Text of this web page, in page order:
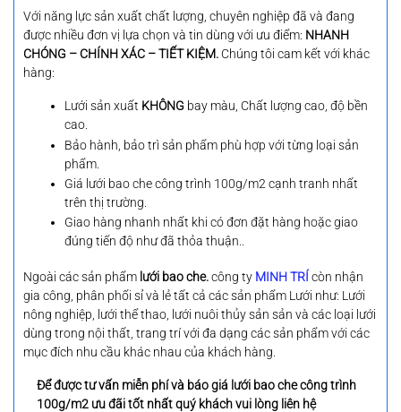
Với năng lực sản xuất chất lượng, chuyên nghiệp đã và đang
được nhiều đơn vị lựa chọn và tin dùng với ưu điểm: NHANH
CHÓNG – CHÍNH XÁC – TIẾT KIỆM. Chúng tôi cam kết với khác
hàng:
Lưới sản xuất KHÔNG bay màu, Chất lượng cao, độ bền
cao.
Bảo hành, bảo trì sản phẩm phù hợp với từng loại sản
phẩm.
Giá lưới bao che công trình 100g/m2 cạnh tranh nhất
trên thị trường.
Giao hàng nhanh nhất khi có đơn đặt hàng hoặc giao
đúng tiến độ như đã thỏa thuận..
Ngoài các sản phẩm lưới bao che.công ty MINH TRÍ còn nhận
gia công, phân phối sỉ và lẻ tất cả các sản phẩm Lưới như: Lưới
nông nghiệp, lưới thể thao, lưới nuôi thủy sản sản và các loại lưới
dùng trong nội thất, trang trí với đa dạng các sản phẩm với các
mục đích nhu cầu khác nhau của khách hàng.
Để được tư vấn miễn phí và báo giá lưới bao che công trình
100g/m2 ưu đãi tốt nhất quý khách vui lòng liên hệ